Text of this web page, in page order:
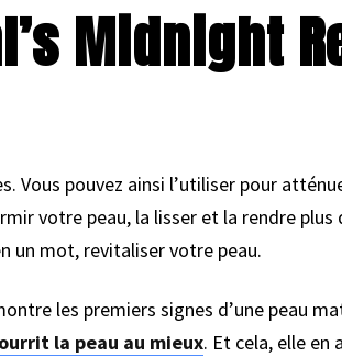
Midnight
Vous pouvez ainsi l’utiliser pour
votre peau, la lisser et la rendre
un mot, revitaliser votre peau.
les premiers signes d’une peau
la peau au mieux. Et cela, elle en